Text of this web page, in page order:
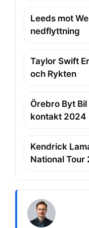
Leeds mot
nedflyttning
Taylor Swift
och Rykten
Örebro Byt
kontakt 2024
Kendrick
National Tour